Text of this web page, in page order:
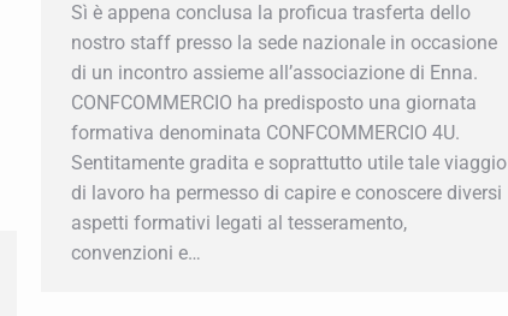
Sì è appena conclusa la proficua trasferta dello
nostro staff presso la sede nazionale in occasione
di un incontro assieme all’associazione di Enna.
CONFCOMMERCIO ha predisposto una giornata
formativa denominata CONFCOMMERCIO 4U.
Sentitamente gradita e soprattutto utile tale viaggio
di lavoro ha permesso di capire e conoscere diversi
aspetti formativi legati al tesseramento,
convenzioni e…